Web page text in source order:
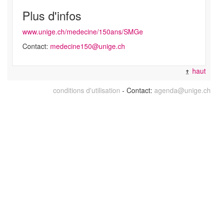
Plus d'infos
www.unige.ch/medecine/150ans/SMGe
Contact: medecine150@unige.ch
haut
conditions d'utilisation - Contact: agenda@unige.ch